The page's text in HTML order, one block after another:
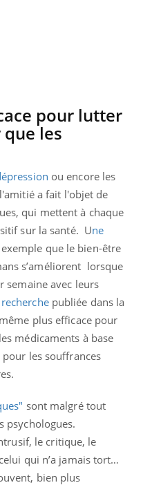
pour lutter
les
ou encore les
a fait l'objet de
qui mettent à chaque
sur la santé. Une
que le bien-être
s’améliorent lorsque
semaine avec leurs
publiée dans la
plus efficace pour
médicaments à base
les souffrances
sont malgré tout
psychologues.
le critique, le
qui n’a jamais tort…
bien plus